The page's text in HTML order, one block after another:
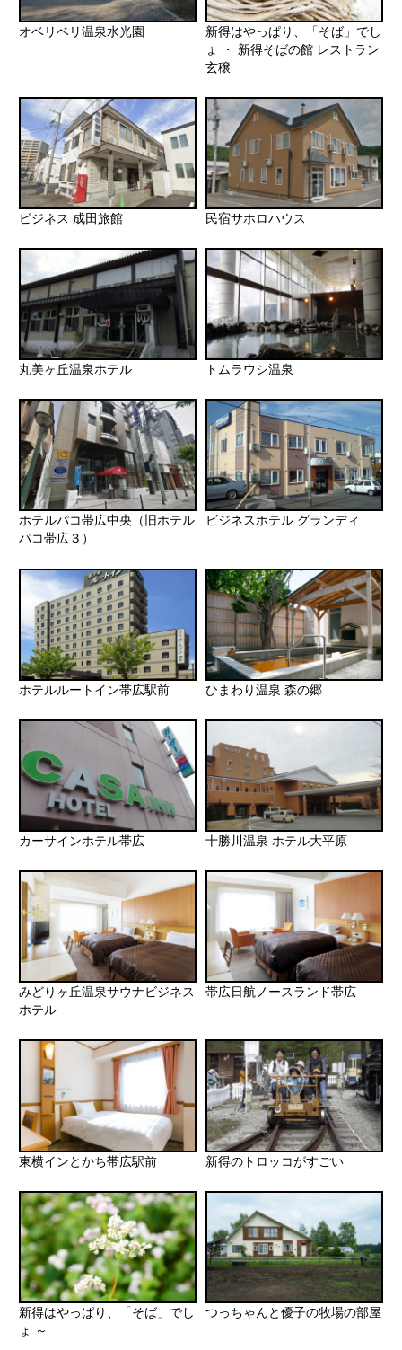
オベリベリ温泉水光園
新得はやっぱり、「そば」でし
ょ ・ 新得そばの館 レストラン
玄穣
ビジネス 成田旅館 民宿サホロハウス
丸美ヶ丘温泉ホテル トムラウシ温泉
ホテルパコ帯広中央（旧ホテル
パコ帯広３）
ビジネスホテル グランディ
ホテルルートイン帯広駅前 ひまわり温泉 森の郷
カーサインホテル帯広 十勝川温泉 ホテル大平原
みどりヶ丘温泉サウナビジネス
ホテル
帯広日航ノースランド帯広
東横インとかち帯広駅前 新得のトロッコがすごい
新得はやっぱり、「そば」でし
ょ ～
つっちゃんと優子の牧場の部屋